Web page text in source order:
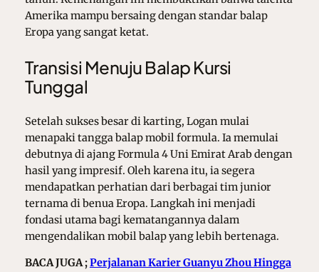
Amerika mampu bersaing dengan standar balap
Eropa yang sangat ketat.
Transisi Menuju Balap Kursi
Tunggal
Setelah sukses besar di karting, Logan mulai
menapaki tangga balap mobil formula. Ia memulai
debutnya di ajang Formula 4 Uni Emirat Arab dengan
hasil yang impresif. Oleh karena itu, ia segera
mendapatkan perhatian dari berbagai tim junior
ternama di benua Eropa. Langkah ini menjadi
fondasi utama bagi kematangannya dalam
mengendalikan mobil balap yang lebih bertenaga.
BACA JUGA ;Perjalanan Karier Guanyu Zhou Hingga